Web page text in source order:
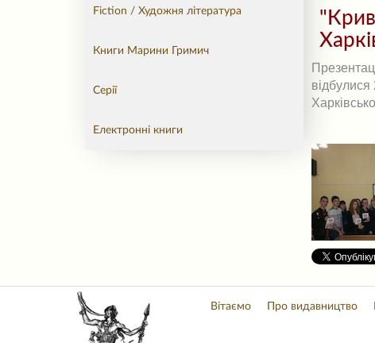
Fiction / Художня література
Книги Марини Гримич
Серії
Електронні книги
відбулися
Вітаємо Про видавництво